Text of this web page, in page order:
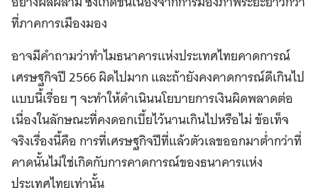
ที่ภาคการเมืองมอง
อาจมีคำถามว่าทำไมธนาคารแห่งประเทศไทยคาดการณ์
เศรษฐกิจปี 2566 ผิดไปมาก และถ้ายังคงคาดการณ์ดีเกินไป
แบบนี้เรื่อย ๆ จะทำให้ดำเนินนโยบายการเงินผิดพลาดต่อ
เนื่องในลักษณะที่คงดอกเบี้ยไว้นานเกินไปหรือไม่ ข้อเท็จ
จริงเรื่องนี้คือ การที่เศรษฐกิจปีที่แล้วตัวเลขออกมาต่ำกว่าที่
คาดนั้นไม่ใช่เกิดกับการคาดการณ์ของธนาคารแห่ง
ประเทศไทยเท่านั้น